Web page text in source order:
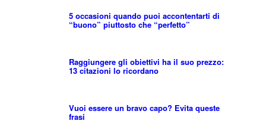
5 occasioni quando puoi accontentarti di
“buono” piuttosto che “perfetto”
Raggiungere gli obiettivi ha il suo prezzo:
13 citazioni lo ricordano
Vuoi essere un bravo capo? Evita queste
frasi